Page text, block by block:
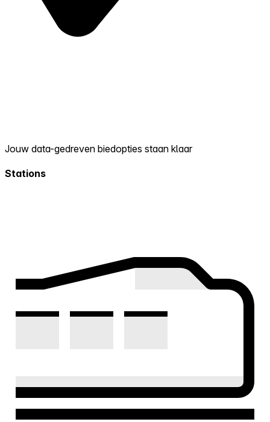
Jouw data-gedreven biedopties staan klaar
Stations